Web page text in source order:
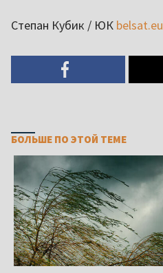
Степан Кубик / ЮК belsat.eu
БОЛЬШЕ ПО ЭТОЙ ТЕМЕ